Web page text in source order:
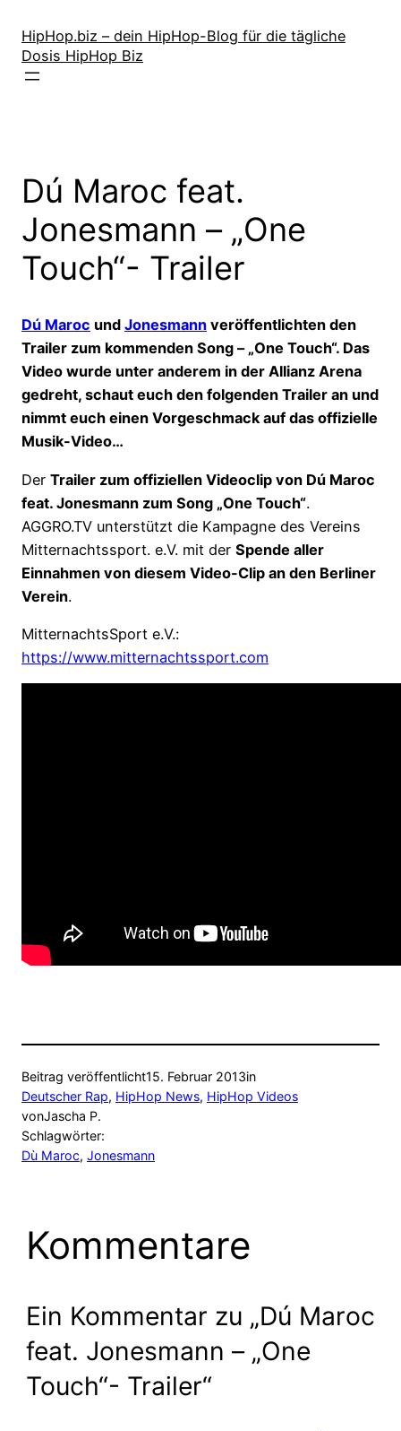
Inhalt
springen
HipHop.biz – dein HipHop-Blog für die tägliche
Dosis HipHop Biz
Dú Maroc feat.
Jonesmann – „One
Touch“- Trailer
Dú Maroc und Jonesmann veröffentlichten den
Trailer zum kommenden Song – „One Touch“. Das
Video wurde unter anderem in der Allianz Arena
gedreht, schaut euch den folgenden Trailer an und
nimmt euch einen Vorgeschmack auf das offizielle
Musik-Video…
Der Trailer zum offiziellen Videoclip von Dú Maroc
feat. Jonesmann zum Song „One Touch“.
AGGRO.TV unterstützt die Kampagne des Vereins
Mitternachtssport. e.V. mit der Spende aller
Einnahmen von diesem Video-Clip an den Berliner
Verein.
MitternachtsSport e.V.:
https://www.mitternachtssport.com
Beitrag veröffentlicht15. Februar 2013in
Deutscher Rap, HipHop News, HipHop Videos
vonJascha P.
Schlagwörter:
Dù Maroc, Jonesmann
Kommentare
Ein Kommentar zu „Dú Maroc
feat. Jonesmann – „One
Touch“- Trailer“